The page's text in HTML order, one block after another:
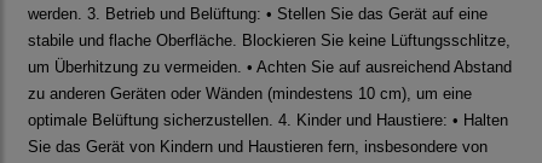
werden. 3. Betrieb und Belüftung: • Stellen Sie das Gerät auf eine
stabile und flache Oberfläche. Blockieren Sie keine Lüftungsschlitze,
um Überhitzung zu vermeiden. • Achten Sie auf ausreichend Abstand
zu anderen Geräten oder Wänden (mindestens 10 cm), um eine
optimale Belüftung sicherzustellen. 4. Kinder und Haustiere: • Halten
Sie das Gerät von Kindern und Haustieren fern, insbesondere von